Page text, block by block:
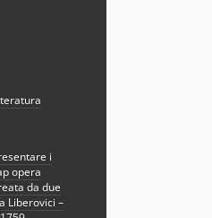
i
opera
da due
Liberovici –